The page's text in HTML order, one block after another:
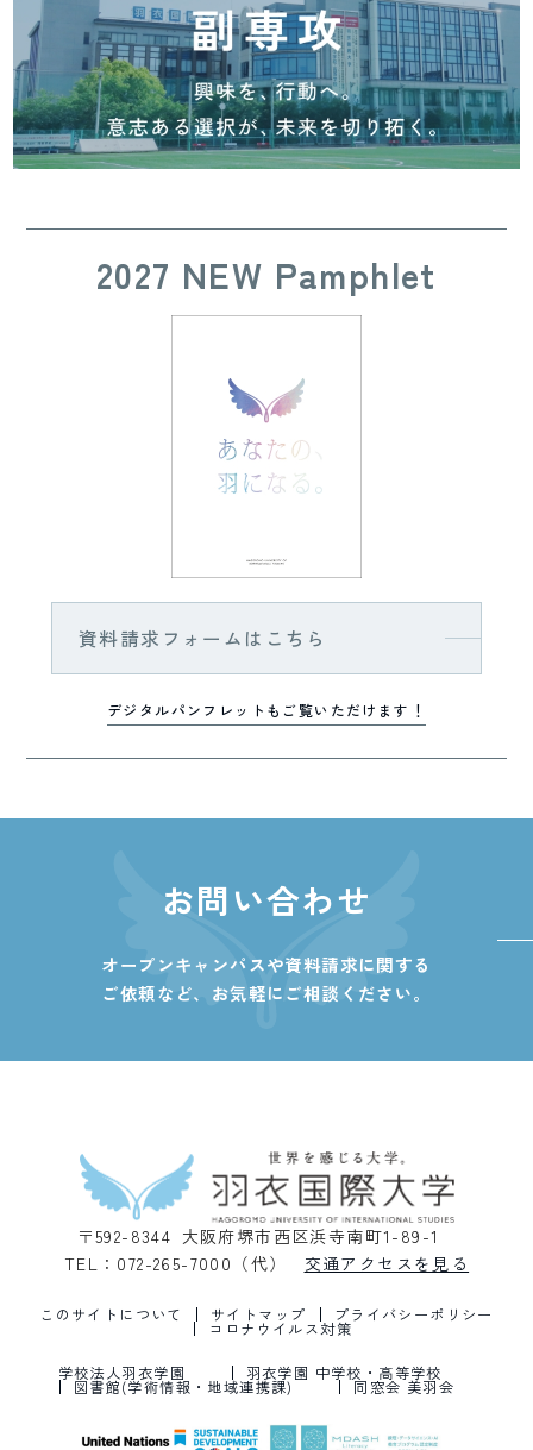
2027 NEW Pamphlet
資料請求フォームはこちら
デジタルパンフレットもご覧いただけます！
お問い合わせ
オープンキャンパスや資料請求に関する
ご依頼など、 お気軽にご相談ください。
〒592-8344 大阪府堺市西区浜寺南町1-89-1
TEL：072-265-7000（代）
交通アクセスを見る
このサイトについて サイトマップ プライバシーポリシー
コロナウイルス対策
学校法人羽衣学園 羽衣学園 中学校・高等学校
図書館(学術情報・地域連携課) 同窓会 美羽会